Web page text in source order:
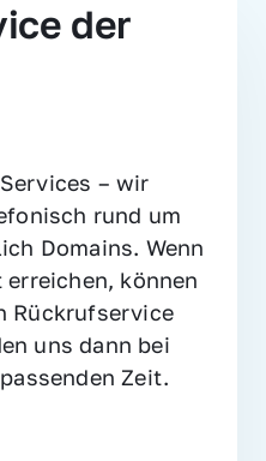
der
– wir
rund um
Domains. Wenn
können
Rückrufservice
uns dann bei
Zeit.